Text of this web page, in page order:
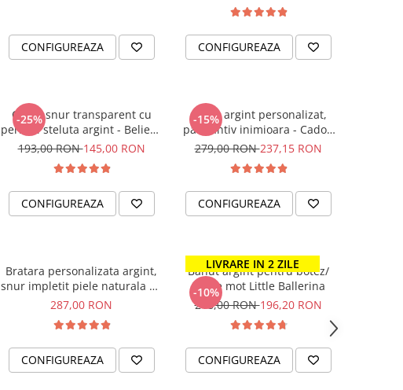
CONFIGUREAZA CONFIGUREAZA
-25%
Colier snur transparent cu
perla si steluta argint - Believe
in Magic
193,00 RON145,00 RON
CONFIGUREAZA
-15%
Colier argint personalizat,
pandantiv inimioara - Cadou
pentru Mama
279,00 RON237,15 RON
CONFIGUREAZA
Bratara personalizata argint,
snur impletit piele naturala Te
iubim - Fetele tale
287,00 RON
CONFIGUREAZA
LIVRARE IN 2 ZILE
-10%
Banut argint pentru botez/
taiere mot Little Ballerina
218,00 RON196,20 RON
CONFIGUREAZA